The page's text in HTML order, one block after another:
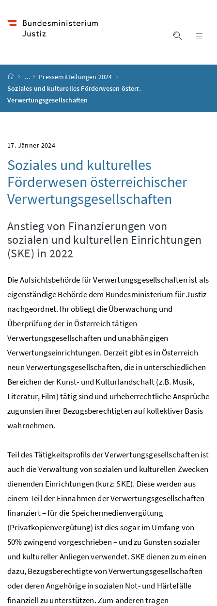
Suche
Startseite
…
Pressemitteilungen 2024
Soziales und kulturelles Förderwesen österr.
Verwertungsgesellschaften
17. Jänner 2024
Soziales und kulturelles
Förderwesen österreichischer
Verwertungsgesellschaften
Anstieg von Finanzierungen von
sozialen und kulturellen Einrichtungen
(SKE) in 2022
Die Aufsichtsbehörde für Verwertungsgesellschaften ist als
eigenständige Behörde dem Bundesministerium für Justiz
nachgeordnet. Ihr obliegt die Überwachung und
Überprüfung der in Österreich tätigen
Verwertungsgesellschaften und unabhängigen
Verwertungseinrichtungen. Derzeit gibt es in Österreich
neun Verwertungsgesellschaften, die in unterschiedlichen
Bereichen der Kunst- und Kulturlandschaft (z.B. Musik,
Literatur, Film) tätig sind und urheberrechtliche Ansprüche
zugunsten ihrer Bezugsberechtigten auf kollektiver Basis
wahrnehmen.
Teil des Tätigkeitsprofils der Verwertungsgesellschaften ist
auch die Verwaltung von sozialen und kulturellen Zwecken
dienenden Einrichtungen (kurz: SKE). Diese werden aus
einem Teil der Einnahmen der Verwertungsgesellschaften
finanziert – für die Speichermedienvergütung
(Privatkopienvergütung) ist dies sogar im Umfang von
50% zwingend vorgeschrieben – und zu Gunsten sozialer
und kultureller Anliegen verwendet. SKE dienen zum einen
dazu, Bezugsberechtigte von Verwertungsgesellschaften
oder deren Angehörige in sozialen Not- und Härtefälle
finanziell zu unterstützen. Zum anderen tragen